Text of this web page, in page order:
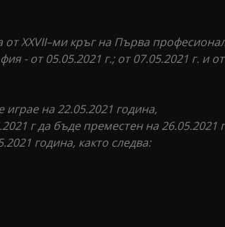
XXVII–ми кръг на Първа
- от 05.05.2021 г.; от 07.05.2021 г. и
на 22.05.2021 година,
г да бъде преместен на 26.05.2021
година, както следва: